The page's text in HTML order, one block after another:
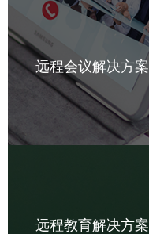
远程会议解决方案
远程教育解决方案